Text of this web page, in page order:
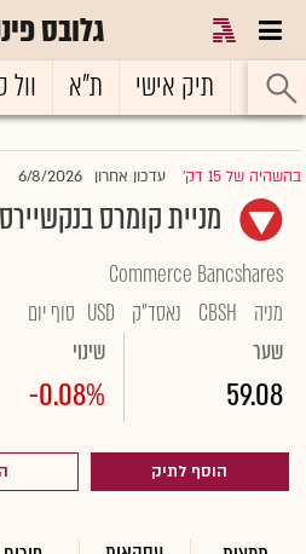
גלובס
ראשי תיק אישי ת"א
בהשהיה של 15 דק' |עדכון אחרון 6/8/2026
מניית קומרס בנקשיירס
Commerce Bancshares
מניה
CBSH נאסד"ק USD סוף יום
שער
59.08
שינוי
-0.08%
הוסף לתיק